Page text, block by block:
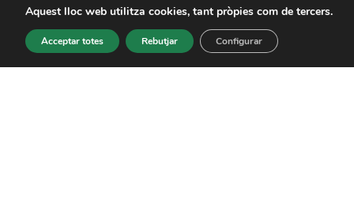
FLOR I PLANTA ORNAMENTAL
FORESTAL
FRUITA DOLÇA
Aquest lloc web utilitza cookies, tant pròpies com de tercers.
Acceptar totes Rebutjar Configurar